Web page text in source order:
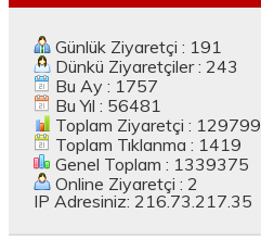
Günlük Ziyaretçi : 191
Dünkü Ziyaretçiler : 243
Bu Ay : 1757
Bu Yıl : 56481
Toplam Ziyaretçi : 129799
Toplam Tıklanma : 1419
Genel Toplam : 1339375
Online Ziyaretçi : 2
IP Adresiniz: 216.73.217.35